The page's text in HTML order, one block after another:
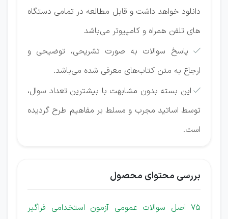
دانلود خواهد داشت و قابل مطالعه در تمامی دستگاه
های تلفن همراه و کامپیوتر می‌باشد

پاسخ سوالات به صورت تشریحی، توضیحی و
ارجاع به متن کتاب‌های معرفی شده می‌باشد.
 این بسته بدون مشابهت با بیشترین تعداد سوال،
توسط اساتید مجرب و مسلط بر مفاهیم طرح گردیده
است.
بررسی محتوای محصول
75 اصل سوالات عمومی آزمون استخدامی فراگیر